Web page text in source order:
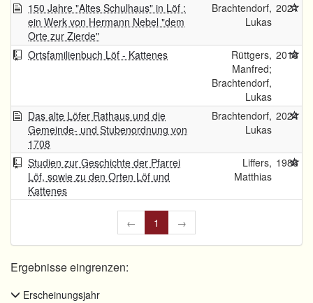
150 Jahre "Altes Schulhaus" in Löf :
ein Werk von Hermann Nebel "dem
Orte zur Zierde"
Brachtendorf,
Lukas
2021
Ortsfamilienbuch Löf - Kattenes
Rüttgers,
Manfred;
Brachtendorf,
Lukas
2018
Das alte Löfer Rathaus und die
Gemeinde- und Stubenordnung von
1708
Brachtendorf,
Lukas
2024
Studien zur Geschichte der Pfarrei
Löf, sowie zu den Orten Löf und
Kattenes
Liffers,
Matthias
1986
← 1 →
Ergebnisse eingrenzen:
Erscheinungsjahr